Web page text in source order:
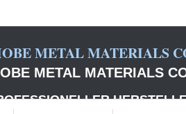
METAL MATERIALS
METAL MATERIALS
HERSTELLER